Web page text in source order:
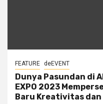
FEATURE deEVENT
Dunya Pasundan di
EXPO 2023
Baru Kreativitas dan